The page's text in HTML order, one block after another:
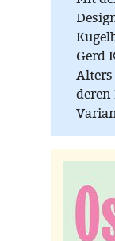
Gerd
deren